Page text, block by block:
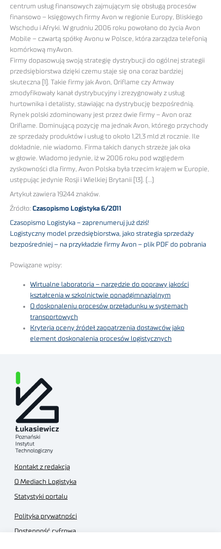
centrum usług finansowych zajmującym się obsługą procesów
finansowo – księgowych firmy Avon w regionie Europy, Bliskiego
Wschodu i Afryki. W grudniu 2006 roku powołano do życia Avon
Mobile – czwartą spółkę Avonu w Polsce, która zarządza telefonią
komórkową myAvon.
Firmy dopasowują swoją strategię dystrybucji do ogólnej strategii
przedsiębiorstwa dzięki czemu staje się ona coraz bardziej
skuteczna [1]. Takie firmy jak Avon, Oriflame czy Amway
zmodyfikowały kanał dystrybucyjny i zrezygnowały z usług
hurtownika i detalisty, stawiając na dystrybucję bezpośrednią.
Rynek polski zdominowany jest przez dwie firmy – Avon oraz
Oriflame. Dominującą pozycję ma jednak Avon, którego przychody
ze sprzedaży produktów i usług to około 1,21,3 mld zł rocznie. Ile
dokładnie, nie wiadomo. Firma takich danych strzeże jak oka
w głowie. Wiadomo jedynie, iż w 2006 roku pod względem
zyskowności dla firmy, Avon Polska była trzecim krajem w Europie,
ustępując jedynie Rosji i Wielkiej Brytanii [13]. (…)
Artykuł zawiera 19244 znaków.
Źródło: Czasopismo Logistyka 6/2011
Czasopismo Logistyka – zaprenumeruj już dziś!
Logistyczny model przedsiębiorstwa, jako strategia sprzedaży
bezpośredniej – na przykładzie firmy Avon – plik PDF do pobrania
Powiązane wpisy:
Wirtualne laboratoria – narzędzie do poprawy jakości
kształcenia w szkolnictwie ponadgimnazjalnym
O doskonaleniu procesów przeładunku w systemach
transportowych
Kryteria oceny źródeł zaopatrzenia dostawców jako
element doskonalenia procesów logistycznych
Kontakt z redakcją
O Mediach Logistyka
Statystyki portalu
Polityka prywatności
Dostępność cyfrowa